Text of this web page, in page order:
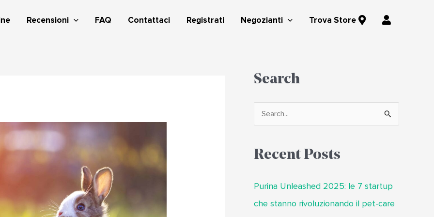
Recensioni FAQ Contattaci Registrati Negozianti Trova Store
A
n
t
e
Search
r
Recent Posts
Purina Unleashed 2025: le 7 startup
che stanno rivoluzionando il pet-care